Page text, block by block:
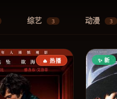
综艺 3 动漫 3
🔥 热播 ✨ 新